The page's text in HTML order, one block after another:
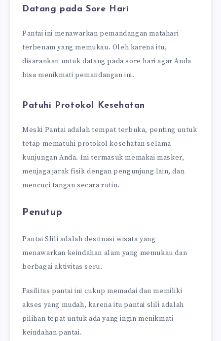
Datang pada Sore Hari
Pantai ini menawarkan pemandangan matahari
terbenam yang memukau. Oleh karena itu,
disarankan untuk datang pada sore hari agar Anda
bisa menikmati pemandangan ini.
Patuhi Protokol Kesehatan
Meski Pantai adalah tempat terbuka, penting untuk
tetap mematuhi protokol kesehatan selama
kunjungan Anda. Ini termasuk memakai masker,
menjaga jarak fisik dengan pengunjung lain, dan
mencuci tangan secara rutin.
Penutup
Pantai Slili adalah destinasi wisata yang
menawarkan keindahan alam yang memukau dan
berbagai aktivitas seru.
Fasilitas pantai ini cukup memadai dan memiliki
akses yang mudah, karena itu pantai slili adalah
pilihan tepat untuk ada yang ingin menikmati
keindahan pantai.